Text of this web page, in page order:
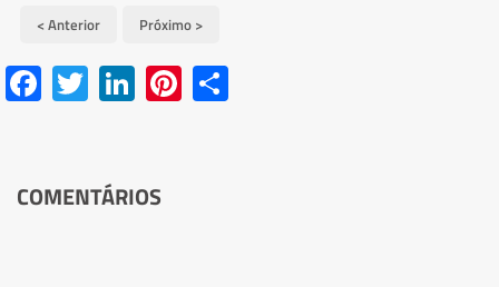
< Anterior Próximo >
FacebookTwitter LinkedIn PinterestShare
COMENTÁRIOS